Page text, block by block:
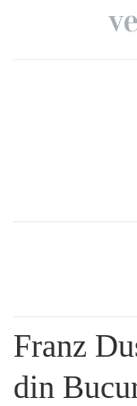
Franz
din